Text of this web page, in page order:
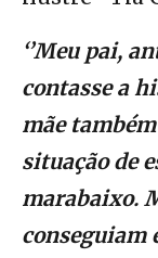
‘’Meu pai,
contasse a
mãe
situação de
marabaixo.
conseguiam